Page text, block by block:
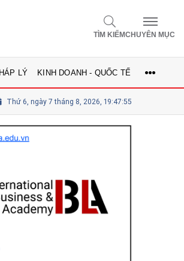
TÌM KIẾMCHUYÊN MỤC
LÝ KINH DOANH - QUỐC TẾ
Tổng biên tập Lê Thị Mai Phương - Ủy viên
Thứ 6, ngày 7 tháng 8, 2026, 19:47:57